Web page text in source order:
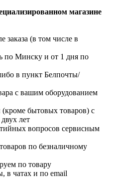
магазине
заказа (в том числе в
по Минску и от 1 дня по
в пункт Белпочты/
с вашим оборудованием
бытовых товаров) с
лет
вопросов сервисным
по безналичному
по товару
в чатах и по email